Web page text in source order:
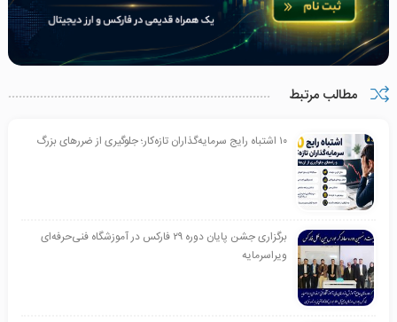
مطالب مرتبط
۱۰ اشتباه رایج سرمایه‌گذاران تازه‌کار؛ جلوگیری از ضررهای بزرگ
برگزاری جشن پایان دوره ۲۹ فارکس در آموزشگاه فنی‌حرفه‌ای
ویراسرمایه